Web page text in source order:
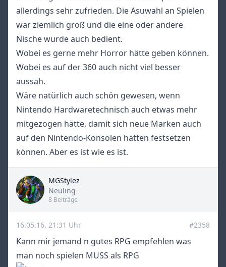
allerdings sehr zufrieden. Die Asuwahl an Spielen
war ziemlich groß und die eine oder andere
Nische wurde auch bedient.
Wobei es gerne mehr Horror hätte geben können.
Wobei es auf der 360 auch nicht viel besser
aussah.
Wäre natürlich auch schön gewesen, wenn
Nintendo Hardwaretechnisch auch etwas mehr
mitgezogen hätte, damit sich neue Marken auch
auf den Nintendo-Konsolen hätten festsetzen
können. Aber es ist wie es ist.
MGStylez
Title
Neuling
8 Beiträge
16.05.16, 21:31 Uhr #2358
Kann mir jemand n gutes RPG empfehlen was
man noch spielen MUSS als RPG